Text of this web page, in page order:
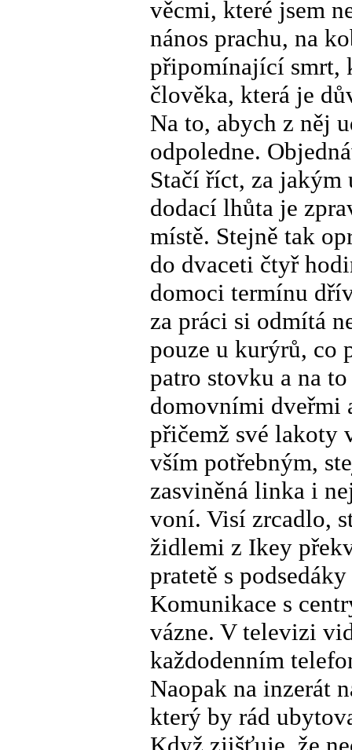
věcmi, které jsem
nános prachu, na
připomínající smrt,
člověka, která je
Na to, abych z něj
odpoledne.
Stačí říct, za jakým
dodací lhůta je
místě. Stejně tak
do dvaceti čtyř
domoci termínu
za práci si odmítá
pouze u kurýrů, co
patro stovku a na
domovními dveřmi
přičemž své lakoty
vším potřebným,
zasviněná linka i
voní. Visí zrcadlo,
židlemi z Ikey
pratetě s
Komunikace s
vázne. V televizi
každodenním
Naopak na inzerát
který by rád